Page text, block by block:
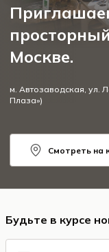
Москве.
м. Автозаводская, ул.
Плаза»)
Смотреть на
Будьте в курсе